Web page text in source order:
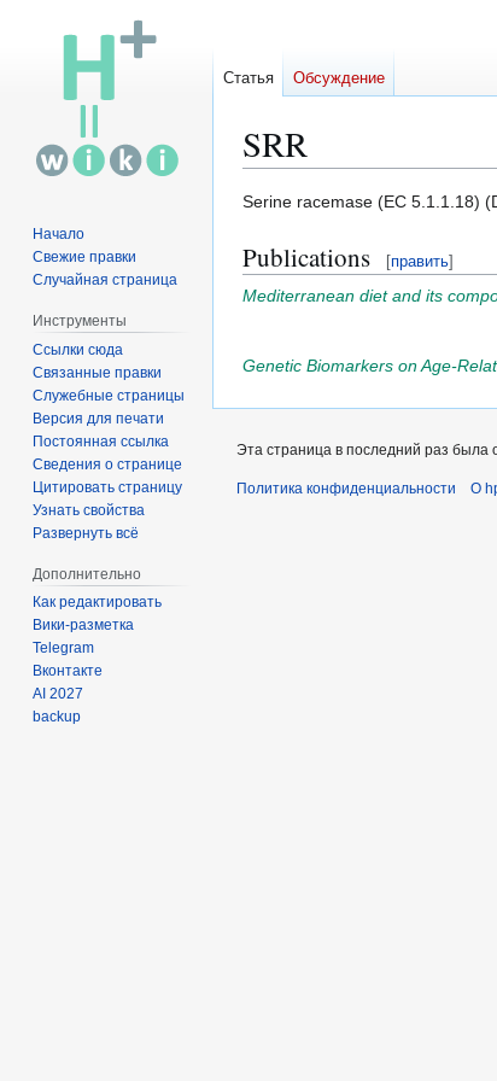
SRR
Перейти
навигации
Перейти
поиску
Serine racemase (EC 5.1.1.18)
Publications [править]
Mediterranean diet and its
Genetic Biomarkers on Age-
Статья Обсуждение
Начало
Свежие правки
Случайная страница
Инструменты
Ссылки сюда
Связанные правки
Служебные страницы
Версия для печати
Постоянная ссылка
Сведения о странице
Цитировать страницу
Узнать свойства
Развернуть всё
Дополнительно
Как редактировать
Вики-разметка
Telegram
Вконтакте
AI 2027
backup
Эта страница в последний раз была
Политика конфиденциальности О